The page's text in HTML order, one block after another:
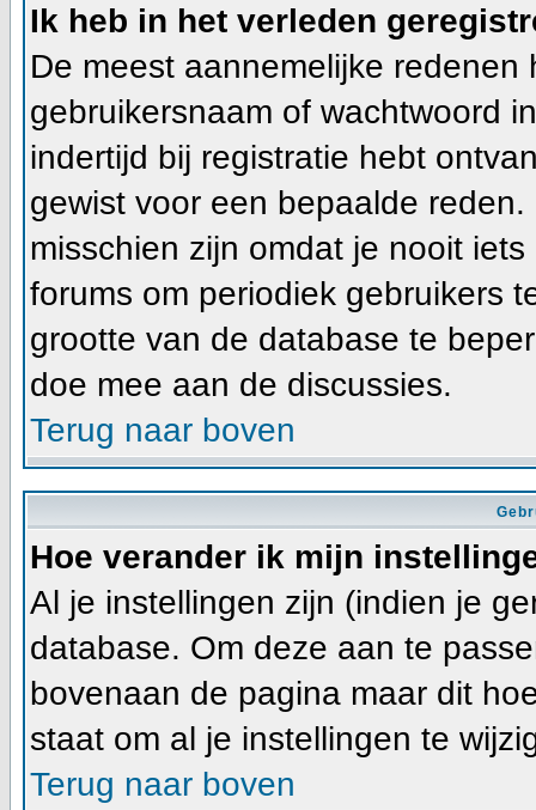
Ik heb in het verleden
De meest aannemelijke
gebruikersnaam of wachtwoord
indertijd bij registratie hebt
gewist voor een bepaalde
misschien zijn omdat je nooit
forums om periodiek gebruikers
grootte van de database te
doe mee aan de discussies.
Terug naar boven
Hoe verander ik mijn
Al je instellingen zijn (indien je
database. Om deze aan te
bovenaan de pagina maar dit
staat om al je instellingen te
Terug naar boven